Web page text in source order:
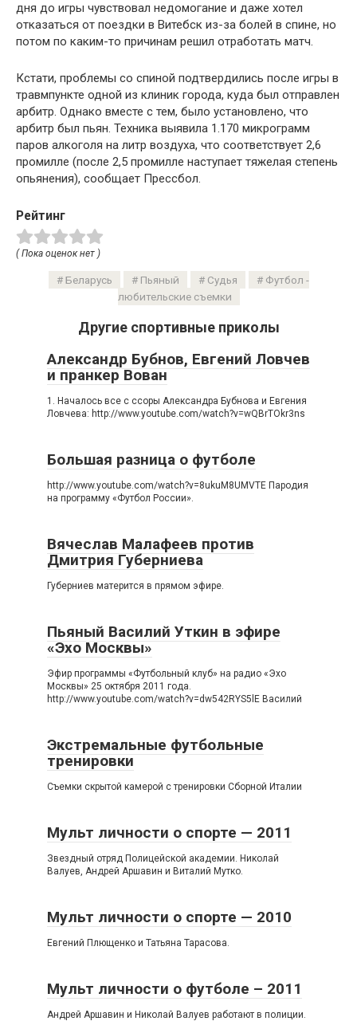
дня до игры чувствовал недомогание и даже хотел
отказаться от поездки в Витебск из-за болей в спине, но
потом по каким-то причинам решил отработать матч.
Кстати, проблемы со спиной подтвердились после игры в
травмпункте одной из клиник города, куда был отправлен
арбитр. Однако вместе с тем, было установлено, что
арбитр был пьян. Техника выявила 1.170 микрограмм
паров алкоголя на литр воздуха, что соответствует 2,6
промилле (после 2,5 промилле наступает тяжелая степень
опьянения), сообщает Прессбол.
Рейтинг
( Пока оценок нет )
Беларусь Пьяный Судья
Футбол -
любительские съемки
Другие спортивные приколы
Александр Бубнов, Евгений Ловчев
и пранкер Вован
1. Началось все с ссоры Александра Бубнова и Евгения
Ловчева: http://www.youtube.com/watch?v=wQBrTOkr3ns
Большая разница о футболе
http://www.youtube.com/watch?v=8ukuM8UMVTE Пародия
на программу «Футбол России».
Вячеслав Малафеев против
Дмитрия Губерниева
Губерниев матерится в прямом эфире.
Пьяный Василий Уткин в эфире
«Эхо Москвы»
Эфир программы «Футбольный клуб» на радио «Эхо
Москвы» 25 октября 2011 года.
http://www.youtube.com/watch?v=dw542RYS5lE Василий
Экстремальные футбольные
тренировки
Съемки скрытой камерой с тренировки Сборной Италии
Мульт личности о спорте — 2011
Звездный отряд Полицейской академии. Николай
Валуев, Андрей Аршавин и Виталий Мутко.
Мульт личности о спорте — 2010
Евгений Плющенко и Татьяна Тарасова.
Мульт личности о футболе – 2011
Андрей Аршавин и Николай Валуев работают в полиции.